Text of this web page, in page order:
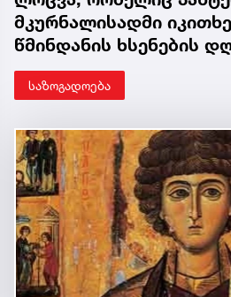
მკურნალისადმი
წმინდანის ხსენების
საზოგადოება